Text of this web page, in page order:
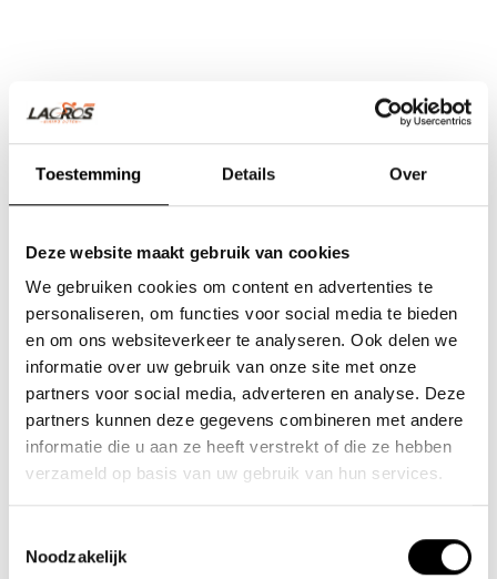
Toestemming Details Over
Deze website maakt gebruik van cookies
We gebruiken cookies om content en advertenties te
personaliseren, om functies voor social media te bieden
en om ons websiteverkeer te analyseren. Ook delen we
informatie over uw gebruik van onze site met onze
partners voor social media, adverteren en analyse. Deze
partners kunnen deze gegevens combineren met andere
informatie die u aan ze heeft verstrekt of die ze hebben
verzameld op basis van uw gebruik van hun services.
Noodzakelijk
Nieuwe Eerdsebaan 16, 5482 VS Schijndel Nederland
KvK-nr: 62140957